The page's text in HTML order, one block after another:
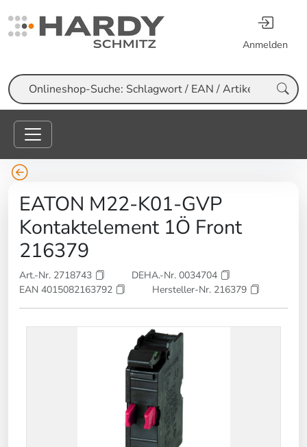
Anmelden
Suche
EATON M22-K01-GVP
Kontaktelement 1Ö Front
216379
Art.-Nr. 2718743
DEHA.-Nr. 0034704
EAN 4015082163792
Hersteller-Nr. 216379